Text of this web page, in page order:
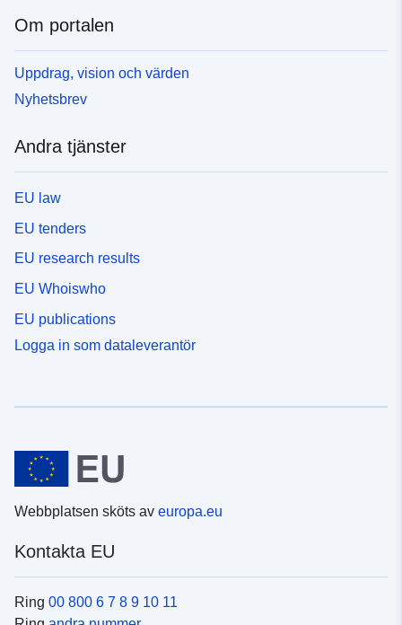
Om portalen
Uppdrag, vision och värden
Nyhetsbrev
Andra tjänster
EU law
EU tenders
EU research results
EU Whoiswho
EU publications
Logga in som dataleverantör
Webbplatsen sköts av europa.eu
Kontakta EU
Ring 00 800 6 7 8 9 10 11